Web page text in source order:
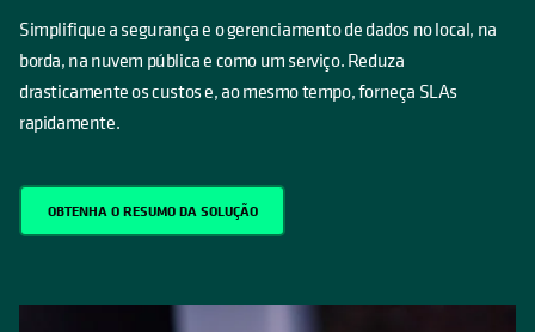
Academia
Cohesity
Korea)
Español (Spain)
Simplifique a segurança e o gerenciamento de dados no local, na
borda, na nuvem pública e como um serviço. Reduza
drasticamente os custos e, ao mesmo tempo, forneça SLAs
rapidamente.
OBTENHA O RESUMO DA SOLUÇÃO